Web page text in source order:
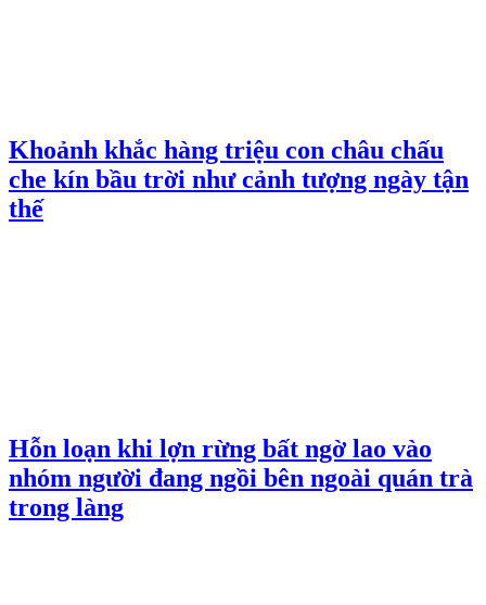
Khoảnh khắc hàng triệu con châu chấu
che kín bầu trời như cảnh tượng ngày tận
thế
Hỗn loạn khi lợn rừng bất ngờ lao vào
nhóm người đang ngồi bên ngoài quán trà
trong làng